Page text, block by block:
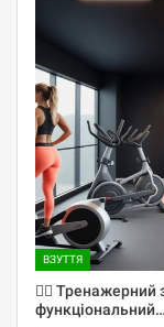
ВЗУТТЯ
🏋️‍♀️ Тренажерний
функціональний…